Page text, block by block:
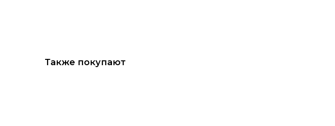
Также покупают